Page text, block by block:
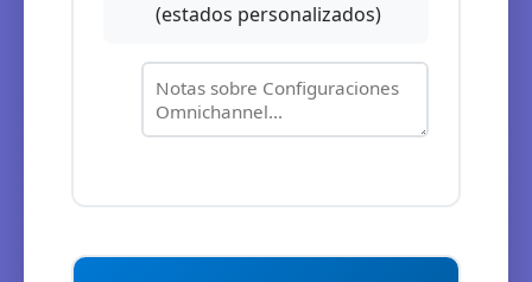
(estados personalizados)